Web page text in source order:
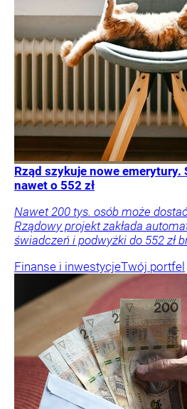
Rząd szykuje nowe
nawet o 552 zł
Nawet 200 tys. osób może
Rządowy projekt zakłada
świadczeń i podwyżki do 552 zł
Finanse i inwestycjeTwój portfel